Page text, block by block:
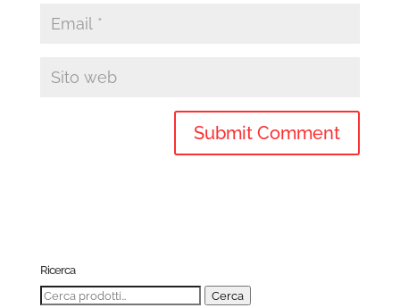
Ricerca
Cerca: Cerca